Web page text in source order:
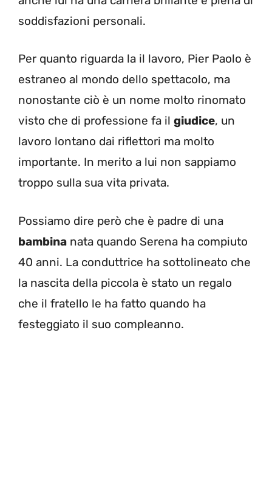
soddisfazioni personali.
Per quanto riguarda la il lavoro, Pier Paolo è
estraneo al mondo dello spettacolo, ma
nonostante ciò è un nome molto rinomato
visto che di professione fa il giudice, un
lavoro lontano dai riflettori ma molto
importante. In merito a lui non sappiamo
troppo sulla sua vita privata.
Possiamo dire però che è padre di una
bambina nata quando Serena ha compiuto
40 anni. La conduttrice ha sottolineato che
la nascita della piccola è stato un regalo
che il fratello le ha fatto quando ha
festeggiato il suo compleanno.